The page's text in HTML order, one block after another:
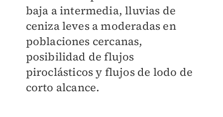
baja a intermedia, lluvias de
ceniza leves a moderadas en
poblaciones cercanas,
posibilidad de flujos
piroclásticos y flujos de lodo de
corto alcance.